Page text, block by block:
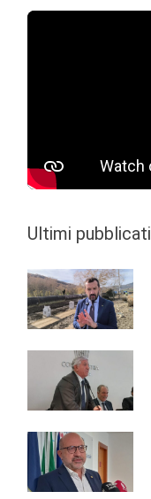
Ultimi pubblicati